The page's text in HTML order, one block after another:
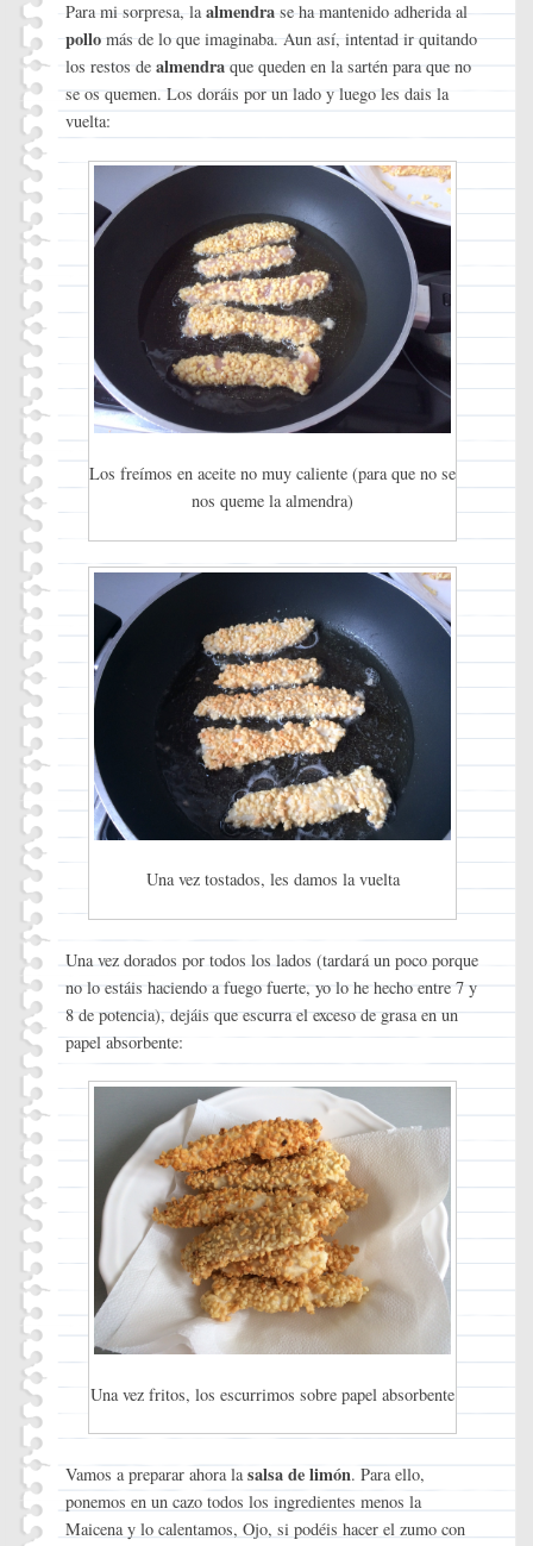
Para mi sorpresa, laalmendra se ha mantenido adherida al
pollomás de lo que imaginaba. Aun así, intentad ir quitando
los restos de almendra que queden en la sartén para que no
se os quemen. Los doráis por un lado y luego les dais la
vuelta:
Los freímos en aceite no muy caliente (para que no se
nos queme la almendra)
Una vez tostados, les damos la vuelta
Una vez dorados por todos los lados (tardará un poco porque
no lo estáis haciendo a fuego fuerte, yo lo he hecho entre 7 y
8 de potencia), dejáis que escurra el exceso de grasa en un
papel absorbente:
Una vez fritos, los escurrimos sobre papel absorbente
Vamos a preparar ahora lasalsa de limón. Para ello,
ponemos en un cazo todos los ingredientes menos la
Maicena y lo calentamos, Ojo, si podéis hacer el zumo con